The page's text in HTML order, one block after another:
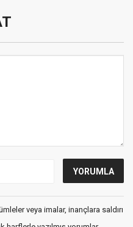
veya imalar, inançlara saldırı